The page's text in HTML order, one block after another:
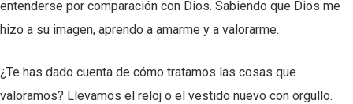
entenderse por comparación con Dios. Sabiendo que Dios me
hizo a su imagen, aprendo a amarme y a valorarme.
¿Te has dado cuenta de cómo tratamos las cosas que
valoramos? Llevamos el reloj o el vestido nuevo con orgullo.